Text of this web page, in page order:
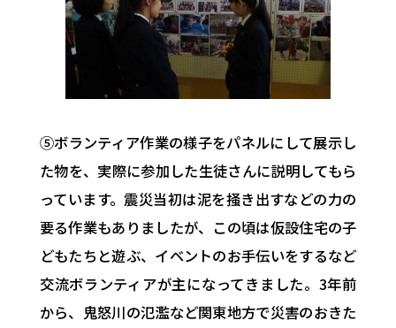
⑤ボランティア作業の様子をパネルにして展示し
た物を、実際に参加した生徒さんに説明してもら
っています。震災当初は泥を掻き出すなどの力の
要る作業もありましたが、この頃は仮設住宅の子
どもたちと遊ぶ、イベントのお手伝いをするなど
交流ボランティアが主になってきました。3年前
から、鬼怒川の氾濫など関東地方で災害のおきた